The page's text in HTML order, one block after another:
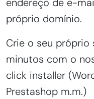
próprio domínio.
Crie o seu
minutos com o
click installer
Prestashop m.m.)